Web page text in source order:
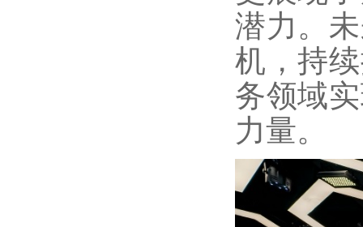
潜力。
机，持
务领域
力量。